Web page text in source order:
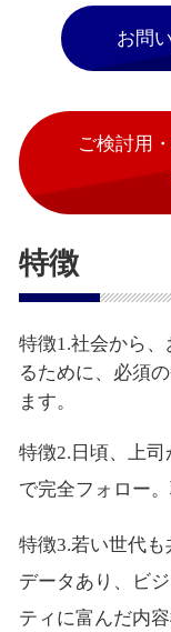
お問
ご検討用
特徴
特徴1.社会から
るために、必須
ます。
特徴2.日頃、上
で完全フォロー
特徴3.若い世代も
データあり、ビ
ティに富んだ内容